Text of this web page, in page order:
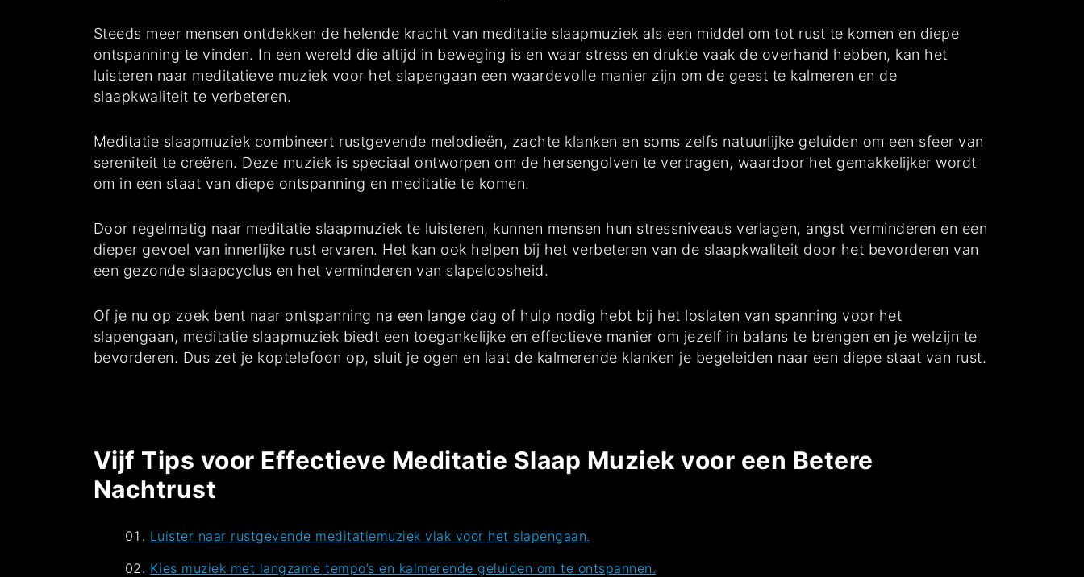
Steeds meer mensen ontdekken de helende kracht van meditatie slaapmuziek als een middel om tot rust te komen en diepe
ontspanning te vinden. In een wereld die altijd in beweging is en waar stress en drukte vaak de overhand hebben, kan het
luisteren naar meditatieve muziek voor het slapengaan een waardevolle manier zijn om de geest te kalmeren en de
slaapkwaliteit te verbeteren.
Meditatie slaapmuziek combineert rustgevende melodieën, zachte klanken en soms zelfs natuurlijke geluiden om een sfeer van
sereniteit te creëren. Deze muziek is speciaal ontworpen om de hersengolven te vertragen, waardoor het gemakkelijker wordt
om in een staat van diepe ontspanning en meditatie te komen.
Door regelmatig naar meditatie slaapmuziek te luisteren, kunnen mensen hun stressniveaus verlagen, angst verminderen en een
dieper gevoel van innerlijke rust ervaren. Het kan ook helpen bij het verbeteren van de slaapkwaliteit door het bevorderen van
een gezonde slaapcyclus en het verminderen van slapeloosheid.
Of je nu op zoek bent naar ontspanning na een lange dag of hulp nodig hebt bij het loslaten van spanning voor het
slapengaan, meditatie slaapmuziek biedt een toegankelijke en effectieve manier om jezelf in balans te brengen en je welzijn te
bevorderen. Dus zet je koptelefoon op, sluit je ogen en laat de kalmerende klanken je begeleiden naar een diepe staat van rust.
Vijf Tips voor Effectieve Meditatie Slaap Muziek voor een Betere
Nachtrust
Luister naar rustgevende meditatiemuziek vlak voor het slapengaan.
Kies muziek met langzame tempo’s en kalmerende geluiden om te ontspannen.